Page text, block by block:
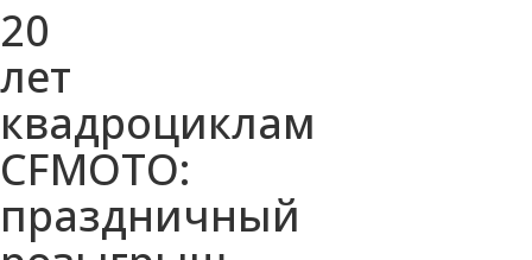
20
лет
квадроциклам
CFMOTO:
праздничный